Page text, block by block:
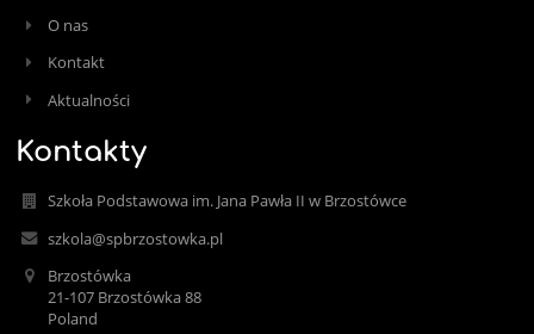
O nas
Kontakt
Aktualności
Kontakty
Szkoła Podstawowa im. Jana Pawła II w Brzostówce
szkola@spbrzostowka.pl
Brzostówka
21-107 Brzostówka 88
Poland